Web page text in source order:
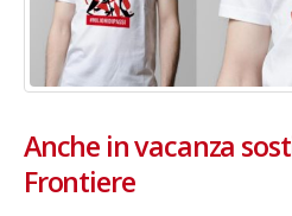
Anche in vacanza
Frontiere